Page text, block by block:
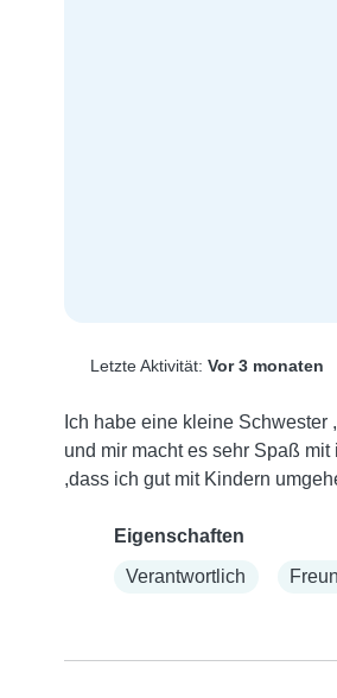
Letzte Aktivität: Vor 3 monaten
Ich habe eine kleine
und mir macht es sehr Spaß
,dass ich gut mit Kindern
Eigenschaften
Verantwortlich